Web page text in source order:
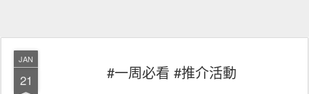
JAN
21 #一周必看 #推介活動